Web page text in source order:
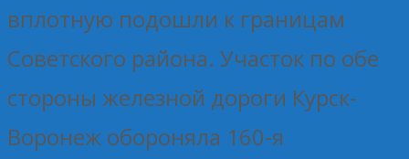
вплотную подошли к границам
Советского района. Участок по обе
стороны железной дороги Курск-
Воронеж обороняла 160-я